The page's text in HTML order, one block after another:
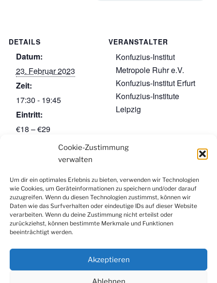
Cookie-Zustimmung
verwalten
Um dir ein optimales Erlebnis zu bieten, verwenden wir Technologien
wie Cookies, um Geräteinformationen zu speichern und/oder darauf
zuzugreifen. Wenn du diesen Technologien zustimmst, können wir
Daten wie das Surfverhalten oder eindeutige IDs auf dieser Website
verarbeiten. Wenn du deine Zustimmung nicht erteilst oder
zurückziehst, können bestimmte Merkmale und Funktionen
beeinträchtigt werden.
Akzeptieren
DETAILS
Datum:
23. Februar 2023
Zeit:
17:30 - 19:45
Eintritt:
€18 – €29
Teeverkostung
VERANSTALTER
Konfuzius-Institut
Metropole Ruhr e.V.
Konfuzius-Institut Erfurt
Konfuzius-Institute
Leipzig
Facebook Instagram LinkedIn
YouTube
Newsletter